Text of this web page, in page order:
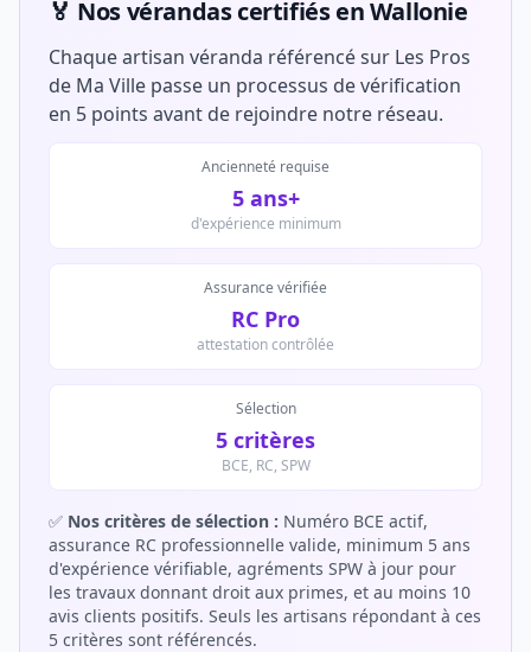
🏅 Nos vérandas certifiés en Wallonie
Chaque artisan véranda référencé sur Les Pros
de Ma Ville passe un processus de vérification
en 5 points avant de rejoindre notre réseau.
Ancienneté requise
5 ans+
d'expérience minimum
Assurance vérifiée
RC Pro
attestation contrôlée
Sélection
5 critères
BCE, RC, SPW
✅ Nos critères de sélection : Numéro BCE actif,
assurance RC professionnelle valide, minimum 5 ans
d'expérience vérifiable, agréments SPW à jour pour
les travaux donnant droit aux primes, et au moins 10
avis clients positifs. Seuls les artisans répondant à ces
5 critères sont référencés.